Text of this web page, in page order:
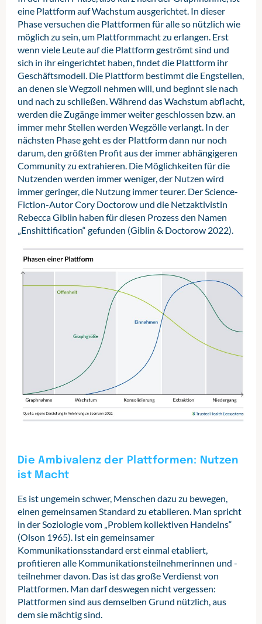
eine Plattform auf Wachstum ausgerichtet. In dieser
Phase versuchen die Plattformen für alle so nützlich wie
möglich zu sein, um Plattformmacht zu erlangen. Erst
wenn viele Leute auf die Plattform geströmt sind und
sich in ihr eingerichtet haben, findet die Plattform ihr
Geschäftsmodell. Die Plattform bestimmt die Engstellen,
an denen sie Wegzoll nehmen will, und beginnt sie nach
und nach zu schließen. Während das Wachstum abflacht,
werden die Zugänge immer weiter geschlossen bzw. an
immer mehr Stellen werden Wegzölle verlangt. In der
nächsten Phase geht es der Plattform dann nur noch
darum, den größten Profit aus der immer abhängigeren
Community zu extrahieren. Die Möglichkeiten für die
Nutzenden werden immer weniger, der Nutzen wird
immer geringer, die Nutzung immer teurer. Der Science-
Fiction-Autor Cory Doctorow und die Netzaktivistin
Rebecca Giblin haben für diesen Prozess den Namen
„Enshittification“ gefunden (Giblin & Doctorow 2022).
Die Ambivalenz der Plattformen: Nutzen
ist Macht
Es ist ungemein schwer, Menschen dazu zu bewegen,
einen gemeinsamen Standard zu etablieren. Man spricht
in der Soziologie vom „Problem kollektiven Handelns“
(Olson 1965). Ist ein gemeinsamer
Kommunikationsstandard erst einmal etabliert,
profitieren alle Kommunikationsteilnehmerinnen und -
teilnehmer davon. Das ist das große Verdienst von
Plattformen. Man darf deswegen nicht vergessen:
Plattformen sind aus demselben Grund nützlich, aus
dem sie mächtig sind.